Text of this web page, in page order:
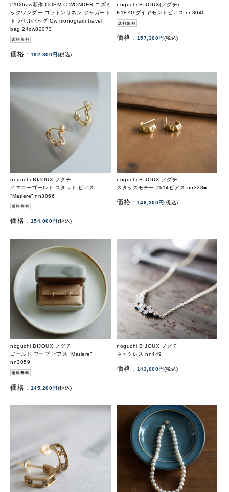
[2026aw新作]COSMIC WONDER コズミ
ックワンダー コットンリネン ジャガード
トラベルバッグ Cw monogram travel
bag 24cw82073
価格 : 162,800円(税込)
noguchi BIJOUX(ノグチ)
K18YGダイヤモンドピアス nn3046
価格 : 157,300円(税込)
noguchi BIJOUX ノグチ
イエローゴールド スタッド ピアス
“Matiere” nn3066
価格 : 154,000円 (税込)
noguchi BIJOUX ノグチ
スタッズモチーフk14ピアス nn328■
価格 : 146,300円(税込)
noguchi BIJOUX ノグチ
ゴールド フープ ピアス “Matiere”
nn3059
価格 : 145,200円(税込)
noguchi BIJOUX ノグチ
ネックレス nn449
価格 : 143,000円 (税込)